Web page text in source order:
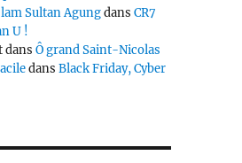
Sultan AgungdansCR7
U !
dansÔ grand Saint-Nicolas
dansBlack Friday, Cyber